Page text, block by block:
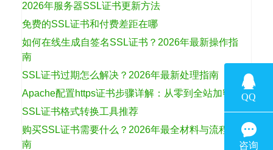
2026年服务器SSL证书更新方法
免费的SSL证书和付费差距在哪
如何在线生成自签名SSL证书？2026年最新操作指
南
SSL证书过期怎么解决？2026年最新处理指南
Apache配置https证书步骤详解：从零到全站加密
SSL证书格式转换工具推荐
购买SSL证书需要什么？2026年最全材料与流程指
南